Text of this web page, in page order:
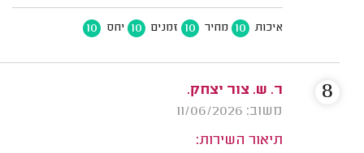
איכות 10 מחיר 10 זמנים 10 יחס 10
ר. ש. צור יצחק.
משוב: 11/06/2026
תיאור השירות:
8